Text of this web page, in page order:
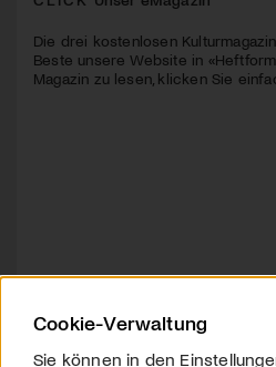
Die drei kostenlosen
Beste unsere Website in
Magazin zu lesen, klicken Sie
Cookie-Verwaltung
Sie können in den